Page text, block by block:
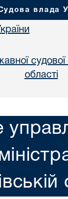
влада
судової
областi